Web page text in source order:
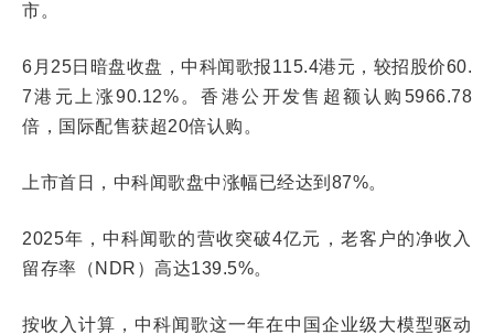
市。
6月25日暗盘收盘，中科闻歌报115.4港元，较招股价60.
7港元上涨90.12%。香港公开发售超额认购5966.78
倍，国际配售获超20倍认购。
上市首日，中科闻歌盘中涨幅已经达到87%。
2025年，中科闻歌的营收突破4亿元，老客户的净收入
留存率（NDR）高达139.5%。
按收入计算，中科闻歌这一年在中国企业级大模型驱动